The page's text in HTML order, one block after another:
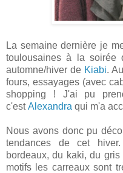
La semaine dernière je
toulousaines à la soirée
automne/hiver de Kiabi.
fours, essayages (avec
shopping ! J'ai pu
c'estAlexandra qui m'a
Nous avons donc pu
tendances de cet
bordeaux, du kaki, du
motifs les carreaux sont